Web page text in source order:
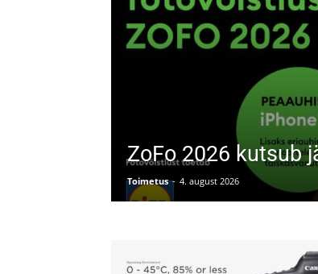
ZoFo 2026 kutsub
Toimetus - 4. august 2026